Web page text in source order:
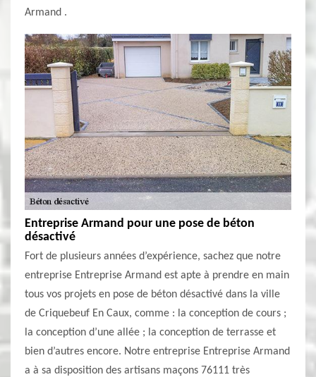
Armand .
Entreprise Armand pour une pose de béton
désactivé
Fort de plusieurs années d’expérience, sachez que notre
entreprise Entreprise Armand est apte à prendre en main
tous vos projets en pose de béton désactivé dans la ville
de Criquebeuf En Caux, comme : la conception de cours ;
la conception d’une allée ; la conception de terrasse et
bien d’autres encore. Notre entreprise Entreprise Armand
a à sa disposition des artisans maçons 76111 très